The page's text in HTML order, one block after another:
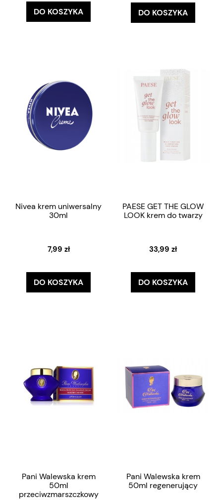
DO KOSZYKA DO KOSZYKA
Nivea krem uniwersalny
30ml
7,99 zł
DO KOSZYKA
PAESE GET THE GLOW
LOOK krem do twarzy
33,99 zł
DO KOSZYKA
Pani Walewska krem
50ml
przeciwzmarszczkowy
Pani Walewska krem
50ml regenerujący